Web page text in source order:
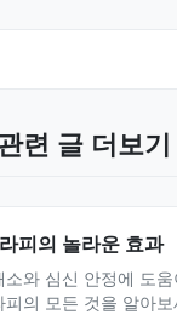
련 글 더보기
피의 놀라운 효과
소와 심신 안정에 도
피의 모든 것을 알아보